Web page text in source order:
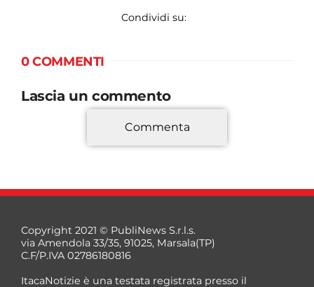
Condividi su:
0 COMMENTI
Lascia un commento
*
Commenta
Copyright 2021 © PubliNews S.r.l.s.
via Amendola 33/35, 91025, Marsala(TP)
C.F/P.IVA 02786180816
ItacaNotizie è una testata registrata presso il